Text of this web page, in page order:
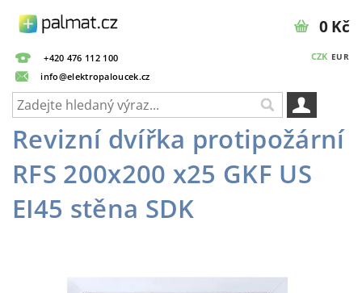
+420 476 112 100
info@elektropaloucek.cz
CZK EUR
0 Kč
Revizní dvířka protipožární
RFS 200x200 x25 GKF US
EI45 stěna SDK